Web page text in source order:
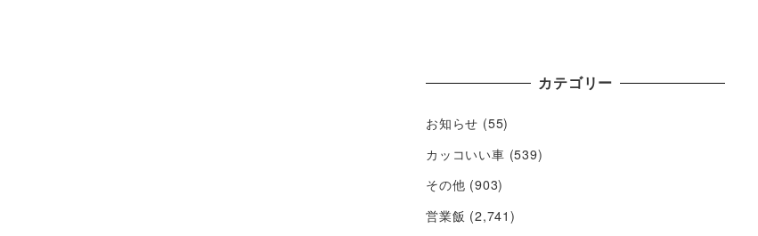
カテゴリー
お知らせ (55)
カッコいい車 (539)
その他 (903)
営業飯 (2,741)